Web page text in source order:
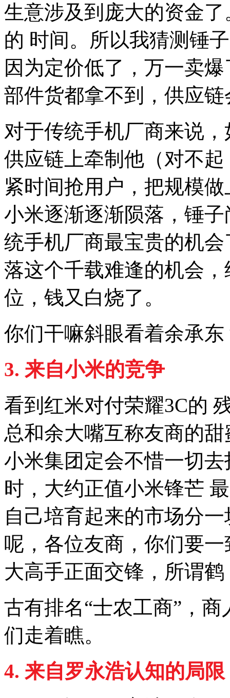
生意涉及到庞大的资金
的 时间。所以我猜测锤
因为定价低了，万一卖
部件货都拿不到，供应
对于传统手机厂商来说
供应链上牵制他（对不
紧时间抢用户，把规模
小米逐渐逐渐陨落，锤
统手机厂商最宝贵的机
落这个千载难逢的机会
位，钱又白烧了。
你们干嘛斜眼看着余承东
3. 来自小米的竞争
看到红米对付荣耀3C的
总和余大嘴互称友商的
小米集团定会不惜一切
时，大约正值小米锋芒
自己培育起来的市场分
呢，各位友商，你们要
大高手正面交锋，所谓
古有排名“士农工商”，
们走着瞧。
4. 来自罗永浩认知的局限